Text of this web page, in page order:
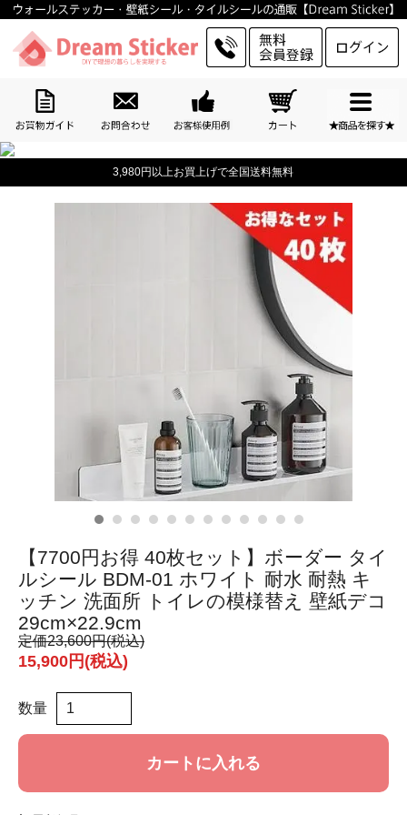
3,980円以上お買上げで全国送料無料
【7700円お得 40枚セット】ボーダー タイ
ルシール BDM-01 ホワイト 耐水 耐熱 キ
ッチン 洗面所 トイレの模様替え 壁紙デコ
29cm×22.9cm
定価23,600円(税込)
15,900円(税込)
数量
カートに入れる